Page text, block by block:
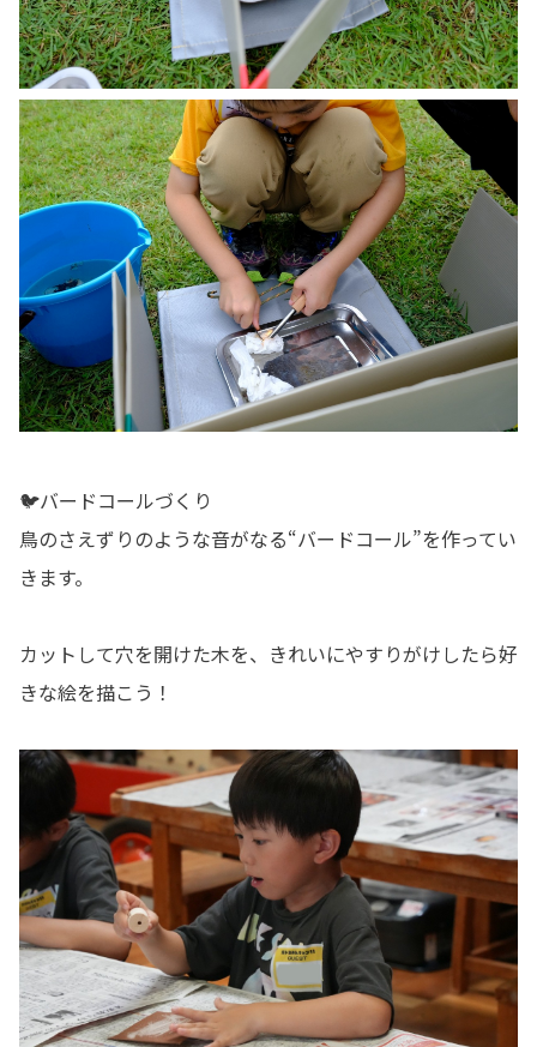
🐦バードコールづくり
鳥のさえずりのような音がなる“バードコール”を作ってい
きます。
カットして穴を開けた木を、きれいにやすりがけしたら好
きな絵を描こう！